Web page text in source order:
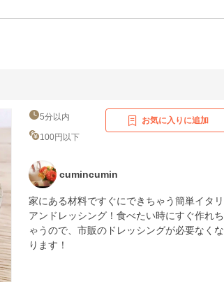
5分以内
100円以下
お気に入りに追加
cumincumin
家にある材料ですぐにできちゃう簡単イタリ
アンドレッシング！食べたい時にすぐ作れち
ゃうので、市販のドレッシングが必要なくな
ります！